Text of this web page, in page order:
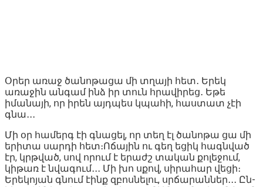
Օրեր առաջ ծանոթացա մի տղայի հետ․ Երեկ
առաջին անգամ ինձ իր տուն հրավիրեց․ Եթե
իմանայի, որ իրեն այդպես կպահի, հաստատ չէի
գնա․․․
Մի օր համերգ էի գնացել, որ տեղ էլ ծանոթա ցա մի
երիտա սարդի հետ։Ոճային ու գեղ եցիկ հագնված
էր, կրթված, սով որում է երաժշ տական քոլեջում,
կիթառ է նվագում․․․ Մի խո սքով, սիրահար վեցի։
Երեկոյան գնում էինք զբոսնելու, սրճարաններ․․․ Ըն-